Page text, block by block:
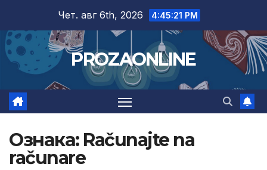
content
Чет. авг 6th, 2026 4:45:22 PM
PROZAONLINE
Ознака: Računajte na
računare